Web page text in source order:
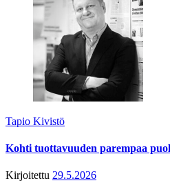
Tapio Kivistö
Kohti tuottavuuden parempaa
Kirjoitettu 29.5.2026